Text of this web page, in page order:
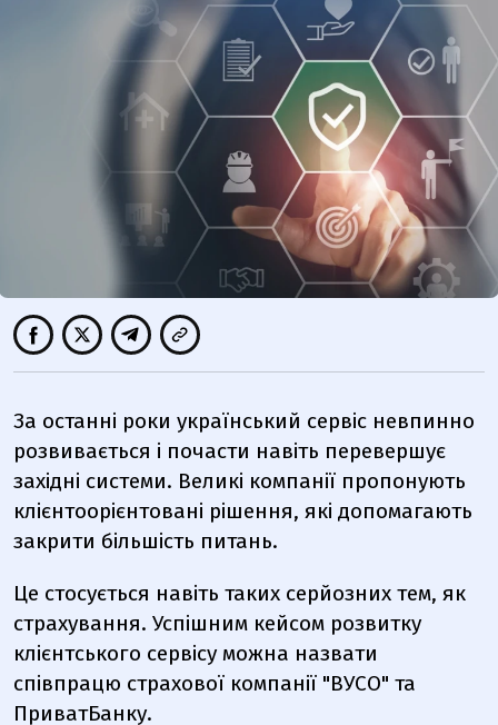
За останні роки український сервіс невпинно
розвивається і почасти навіть перевершує
західні системи. Великі компанії пропонують
клієнтоорієнтовані рішення, які допомагають
закрити більшість питань.
Це стосується навіть таких серйозних тем, як
страхування. Успішним кейсом розвитку
клієнтського сервісу можна назвати
співпрацю страхової компанії "ВУСО" та
ПриватБанку.